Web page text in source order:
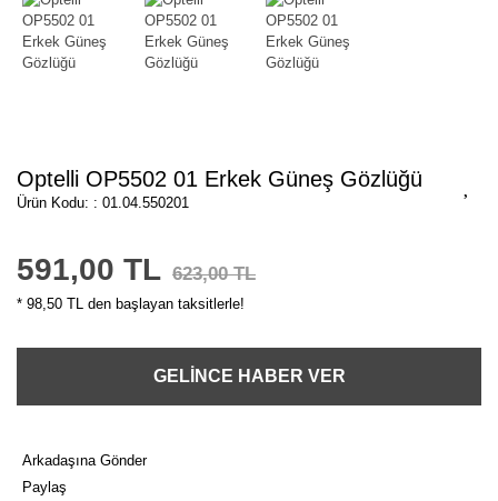
Optelli OP5502 01 Erkek Güneş Gözlüğü
Ürün Kodu: : 01.04.550201
591,00 TL 623,00 TL
* 98,50 TL den başlayan taksitlerle!
GELİNCE HABER VER
Arkadaşına Gönder
Paylaş